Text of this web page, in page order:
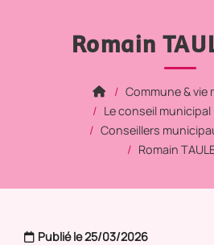
Romain
Commune & vie
Le conseil municipal
Conseillers
Romain
Publié le 25/03/2026